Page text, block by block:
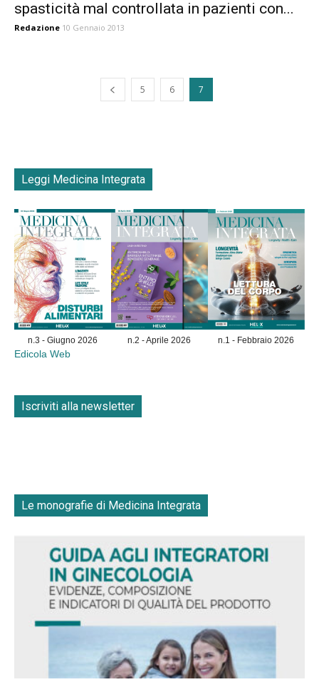
spasticità mal controllata in pazienti con...
Redazione 10 Gennaio 2013
5 6 7
Leggi Medicina Integrata
n.3 - Giugno 2026 n.2 - Aprile 2026 n.1 - Febbraio 2026
Edicola Web
Iscriviti alla newsletter
Le monografie di Medicina Integrata